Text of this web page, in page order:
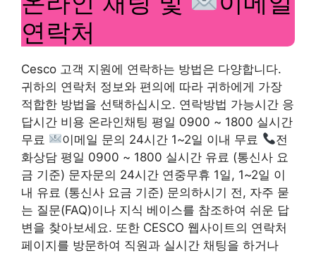
연락처
Cesco 고객 지원에 연락하는 방법은 다양합니다.
귀하의 연락처 정보와 편의에 따라 귀하에게 가장
적합한 방법을 선택하십시오. 연락방법 가능시간 응
답시간 비용 온라인채팅 평일 0900 ~ 1800 실시간
무료
이메일 문의 24시간 1~2일 이내 무료
전
화상담 평일 0900 ~ 1800 실시간 유료 (통신사 요
금 기준) 문자문의 24시간 연중무휴 1일, 1~2일 이
내 유료 (통신사 요금 기준) 문의하시기 전, 자주 묻
는 질문(FAQ)이나 지식 베이스를 참조하여 쉬운 답
변을 찾아보세요. 또한 CESCO 웹사이트의 연락처
페이지를 방문하여 직원과 실시간 채팅을 하거나